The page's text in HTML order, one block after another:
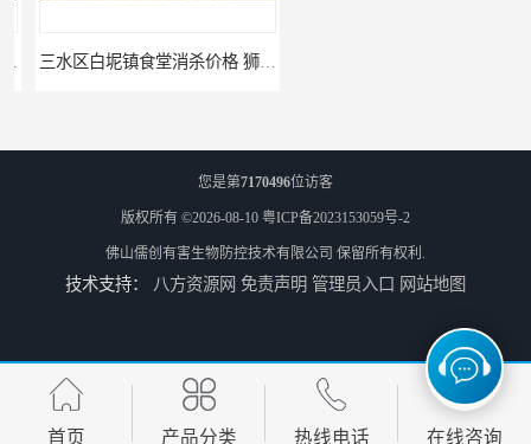
三水区白坭镇食堂消杀价格 狮山工厂灭鼠云
江海食堂消杀公司电话 中新工厂灭鼠 咸宁白蚁防治公司_卫宁白蚁防治所_咸宁灭白蚁公司
您是第7170496位访客
版权所有 ©2026-08-10 粤ICP备2023153059号-2
佛山儒创有害生物防控技术有限公司 保留所有权利.
技术支持： 八方资源网 免责声明 管理员入口 网站地图
首页 产品分类 热线电话 在线咨询